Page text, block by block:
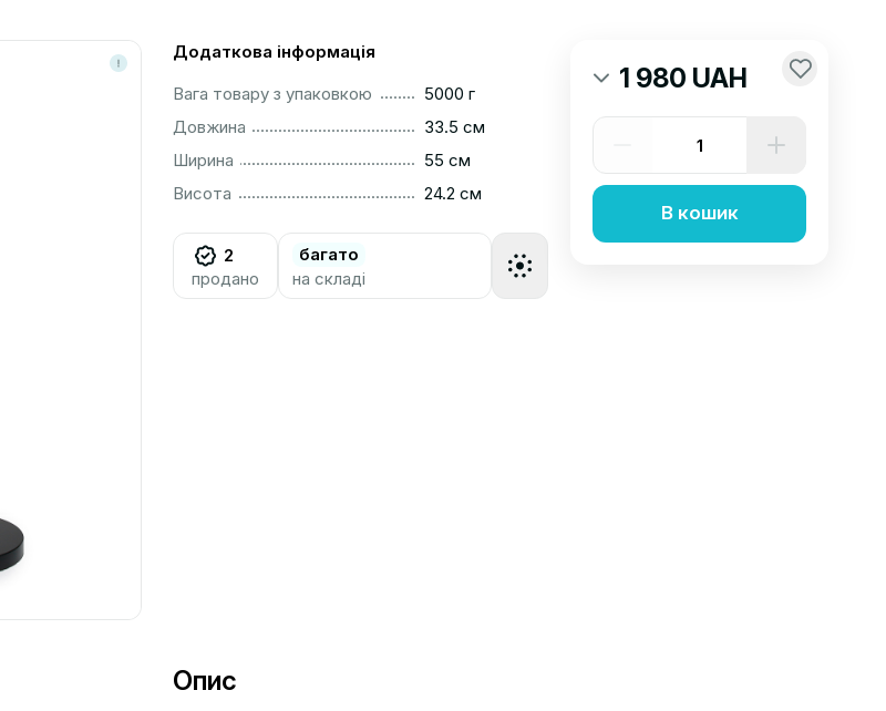
Додаткова інформація
Вага товару з упаковкою
5000 г
Довжина
33.5 см
Ширина
55 см
Висота
24.2 см
2
продано
багато
на складі
1 980 UAH
В кошик
Опис